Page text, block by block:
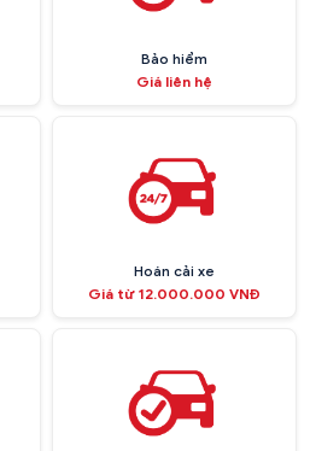
Bảo hiểm
Giá liên hệ
Hoán cải xe
Giá từ 12.000.000 VNĐ